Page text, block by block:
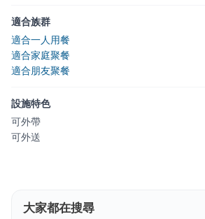
適合族群
適合一人用餐
適合家庭聚餐
適合朋友聚餐
設施特色
可外帶
可外送
大家都在搜尋